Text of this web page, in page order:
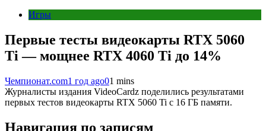
Игры
Первые тесты видеокарты RTX 5060
Ti — мощнее RTX 4060 Ti до 14%
Чемпионат.com1 год ago01 mins
Журналисты издания VideoCardz поделились результатами
первых тестов видеокарты RTX 5060 Ti c 16 ГБ памяти.
Навигация по записям